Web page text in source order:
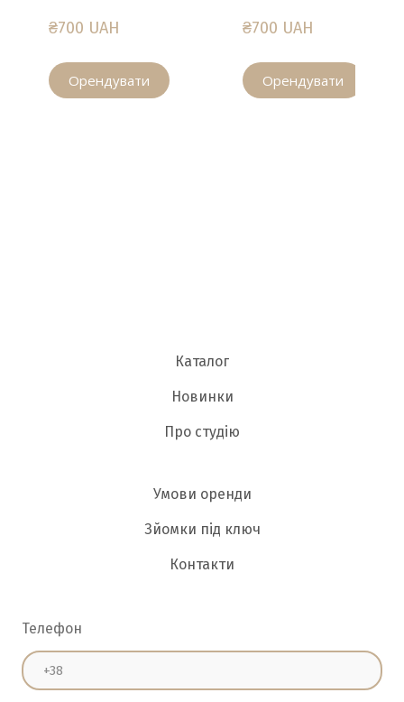
₴700 UAH
Орендувати
₴700 UAH
Орендувати
Каталог
Новинки
Про студію
Умови оренди
Зйомки під ключ
Контакти
Телефон